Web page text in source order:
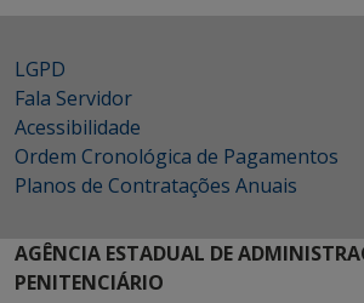
LGPD
Fala Servidor
Acessibilidade
Ordem Cronológica de Pagamentos
Planos de Contratações Anuais
AGÊNCIA ESTADUAL DE
PENITENCIÁRIO